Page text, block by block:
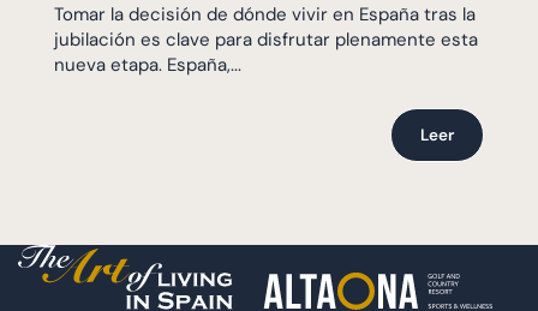
Tomar la decisión de dónde vivir en España tras la
jubilación es clave para disfrutar plenamente esta
nueva etapa. España,...
Leer